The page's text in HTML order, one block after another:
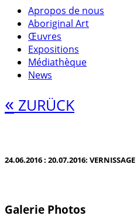
Apropos de nous
Aboriginal Art
Œuvres
Expositions
Médiathèque
News
« ZURÜCK
24.06.2016 : 20.07.2016:
Galerie Photos